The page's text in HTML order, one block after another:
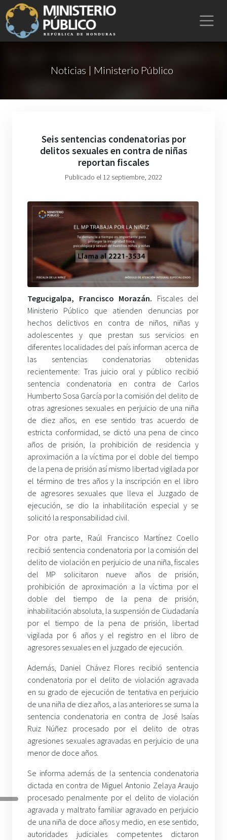
Noticias | Ministerio Público
Seis sentencias condenatorias por
delitos sexuales en contra de niñas
reportan fiscales
Publicado el 12 septiembre, 2022
Tegucigalpa, Francisco Morazán. Fiscales del
Ministerio Público que atienden denuncias por
hechos delictivos en contra de niños, niñas y
adolescentes y que prestan sus servicios en
diferentes localidades del país informan acerca de
las sentencias condenatorias obtenidas
recientemente: Tras juicio oral y público recibió
sentencia condenatoria en contra de Carlos
Humberto Sosa García por la comisión del delito de
otras agresiones sexuales en perjuicio de una niña
de diez años, en ese sentido tras acuerdo de
estricta conformidad, se dictó una pena de cinco
años de prisión, la prohibición de residencia y
aproximación a la víctima por el doble del tiempo
de la pena de prisión así mismo libertad vigilada por
el término de tres años y la inscripción en el libro
de agresores sexuales que lleva el Juzgado de
ejecución, se dio la inhabilitación especial y se
solicitó la responsabilidad civil.
Por otra parte, Raúl Francisco Martínez Coello
recibió sentencia condenatoria por la comisión del
delito de violación en perjuicio de una niña, fiscales
del MP solicitaron nueve años de prisión,
prohibición de aproximación a la víctima por el
doble del tiempo de la pena de prisión,
inhabilitación absoluta, la suspensión de Ciudadanía
por el tiempo de la pena de prisión, libertad
vigilada por 6 años y el registro en el libro de
agresores sexuales en el juzgado de ejecución.
Además, Daniel Chávez Flores recibió sentencia
condenatoria por el delito de violación agravada
en su grado de ejecución de tentativa en perjuicio
de una niña de diez años, a las anteriores se suma la
sentencia condenatoria en contra de José Isaías
Ruiz Núñez procesado por el delito de otras
agresiones sexuales agravadas en perjuicio de una
menor de doce años.
Se informa además de la sentencia condenatoria
dictada en contra de Miguel Antonio Zelaya Araujo
procesado penalmente por el delito de violación
agravada y maltrato familiar agravado en perjuicio
de una niña de doce años y medio, en ese sentido,
autoridades judiciales competentes dictaron